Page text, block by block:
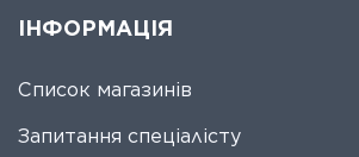
ІНФОРМАЦІЯ
Список магазинів
Запитання спеціалісту